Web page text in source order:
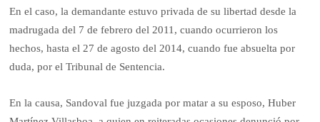
En el caso, la demandante estuvo privada de su libertad desde la
madrugada del 7 de febrero del 2011, cuando ocurrieron los
hechos, hasta el 27 de agosto del 2014, cuando fue absuelta por
duda, por el Tribunal de Sentencia.
En la causa, Sandoval fue juzgada por matar a su esposo, Huber